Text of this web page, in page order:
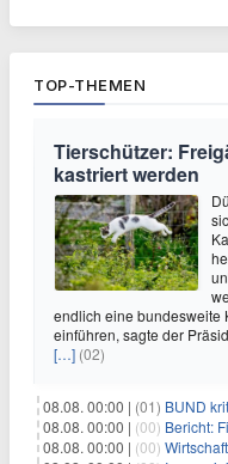
TOP-THEMEN
Tierschützer:
kastriert werden
endlich eine bundesweite
einführen, sagte der
[…] (02)
08.08. 00:00 | (01) BUND
08.08. 00:00 | (00) Bericht:
08.08. 00:00 | (00)